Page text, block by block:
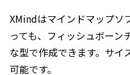
XMindはマインドマップソ
っても、フィッシュボーン
な型で作成できます。サイ
可能です。